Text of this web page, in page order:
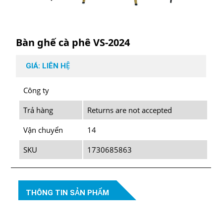
Bàn ghế cà phê VS-2024
GIÁ: LIÊN HỆ
Công ty
Trả hàng
Returns are not accepted
Vận chuyển
14
SKU
1730685863
THÔNG TIN SẢN PHẨM